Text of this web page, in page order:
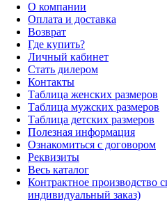
О компании
Оплата и доставка
Возврат
Где купить?
Личный кабинет
Стать дилером
Контакты
Таблица женских размеров
Таблица мужских размеров
Таблица детских размеров
Полезная информация
Ознакомиться с договором
Реквизиты
Весь каталог
Контрактное производство
индивидуальный заказ)